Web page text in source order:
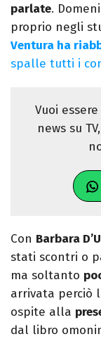
parlate.
proprio negli
Ventura ha
spalle tutti i
Vuoi
news su
Con Barbara
stati scontri o
ma soltanto
arrivata perciò
ospite alla
dal libro